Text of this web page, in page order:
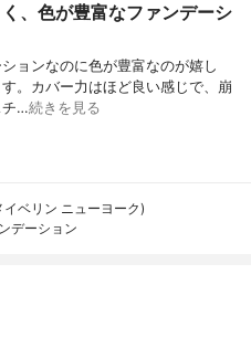
、色が豊富なファンデーシ
ョンなのに色が豊富なのが嬉し
。カバー力はほど良い感じで、崩
チ…続きを見る
イベリン ニューヨーク)
デーション